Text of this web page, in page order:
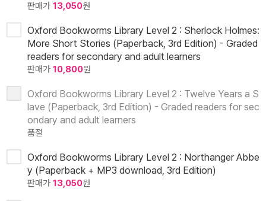
판매가 13,050원
Oxford Bookworms Library Level 2 : Sherlock Holmes:
More Short Stories (Paperback, 3rd Edition) - Graded
readers for secondary and adult learners
판매가 10,800원
Oxford Bookworms Library Level 2 : Twelve Years a S
lave (Paperback, 3rd Edition) - Graded readers for sec
ondary and adult learners
품절
Oxford Bookworms Library Level 2 : Northanger Abbe
y (Paperback + MP3 download, 3rd Edition)
판매가 13,050원